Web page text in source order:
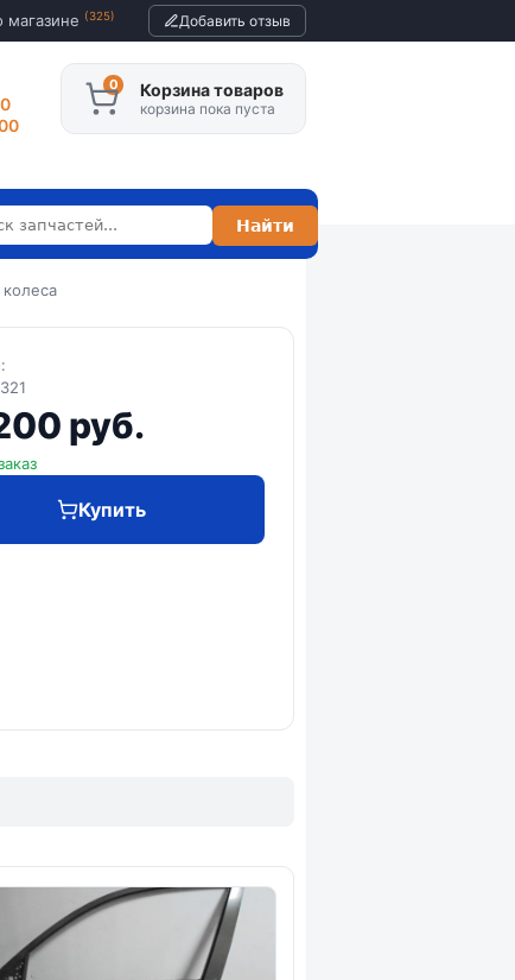
(325) Добавить отзыв
Корзина товаров
корзина пока пуста
руб.
Купить